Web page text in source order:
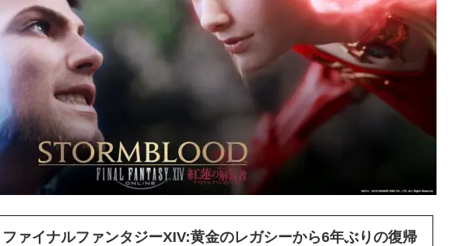
ファイナルファンタジーXIV:黄金のレガシーから6年ぶりの復帰